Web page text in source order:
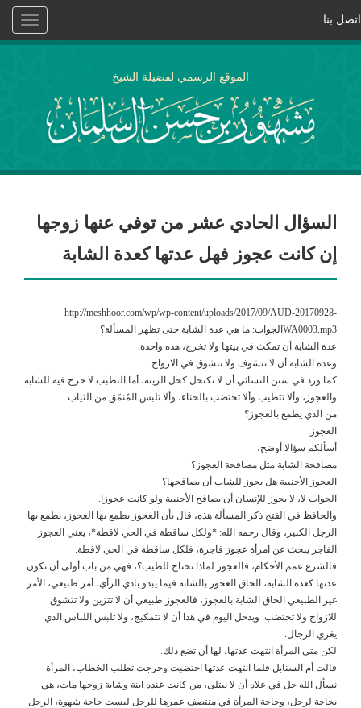
Toggle
اتصل بنا
الموقع الرسمي لفضيلة الشيخ
السؤال الحادي عشر من توفي عنها زوجها
إن كانت عجوز فهل عدتها كعدة الشابة
http://meshhoor.com/wp/wp-content/uploads/2017/09/AUD-20170928-
WA0003.mp3الجواب: ما هي عدة الشابة حتى تظهر المسألة؟
عدة الشابة أن تمكث في بيتها ولا تخرج، هذه واحدة.
وعدة الشابة أن لا تتشوف ولا تتشوق في الازواج.
كما ورد في سنن النسائي أن لا تكتحل كحل الزينة، أما التطبب لا حرج فيه للشابة
والعجوز، وألا تتطيب وألا تختضب بالحناء، وألا تلبس المُنمّق من الثياب.
من الذي يطمع بالعجوز؟
العجوز.
أسألكم سؤالا أوضح،
مصافحة الشابة مثل مصافحة العجوز؟
العجوز الأجنبية هل يجوز للشاب أن يصافحها؟
الجواب لا، لا يجوز للإنسان أن يصافح الأجنبية ولو كانت عجوزا.
والحافظ في الفتح ذكر المسألة هذه، قال بأن العجوز يطمع بها العجوز، يطمع بها
الرجل الكبير، وقال رحمه الله: *ولكل ساقطة في الحي لاقطة*، يعني العجوز
الفاجر يبحث عن امرأة عجوز فاجرة، فلكل ساقطة في الحي لاقطة.
فالشرع عمم الأحكام، فالعجوز لماذا تحتاج للطيب؟، فهي من باب أولى أن تكون
عدتها كعدة الشابة، الحاق العجوز بالشابة فيما يبدو بادي الرأي، أمر طبيعي، الأمر
غير الطبيعي الحاق الشابة بالعجوز، فالعجوز طبيعي أن لا تتزين ولا تتشوق
للازواج ولا تختضب. ويدخل اليوم في هذا أن لا تتمكيج، ولا تلبس اللباس الذي
يغري الرجال.
لكن متى المرأة انتهت عدتها، لها أن تضع ذلك.
قالت أم السنابل فلما انتهت عدتها اختضبت وخرجت تطلب الخطاب، المرأة
نسأل الله جل في علاه أن لا نبتلى، من كانت عنده ابنة وشابة زوجها مات، هي
بحاجة لرجل، وحاجة المرأة في منتصف عمرها للرجل ليست حاجة شهوة، الرجل